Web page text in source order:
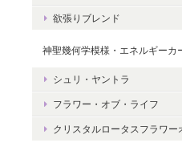
ながら 絵と共に待ちたいと思いま
レビューあ
さんとの絆
嬉しいです
欲張りブレンド
神聖幾何学模様・エネルギーカ
シュリ・ヤントラ
フラワー・オブ・ライフ
クリスタルロータスフラワー